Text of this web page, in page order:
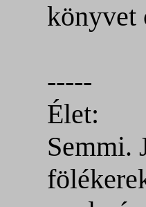
könyvet
-----
Élet:
Semmi.